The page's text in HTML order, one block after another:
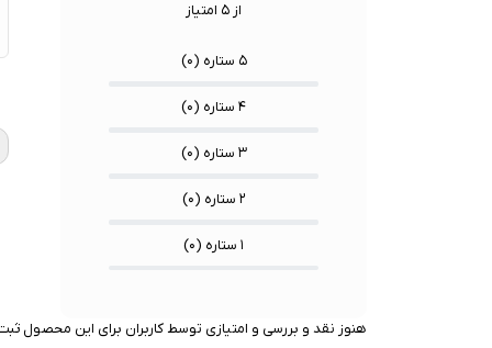
از ۵ امتیاز
۵ ستاره ( ۰)
۴ ستاره ( ۰)
۳ ستاره ( ۰)
۲ ستاره ( ۰)
۱ ستاره ( ۰)
هنوز نقد و بررسی و امتیازی توسط کاربران برای این محصول